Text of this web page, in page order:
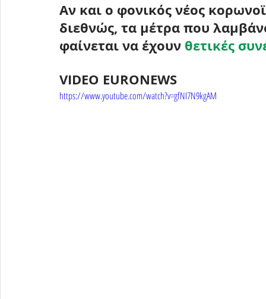
Aν και ο φονικός νέος
διεθνώς, τα μέτρα που
φαίνεται να έχουν θετικές
VIDEO EURONEWS
https://www.youtube.com/watch?v=gfNI7N9kgAM